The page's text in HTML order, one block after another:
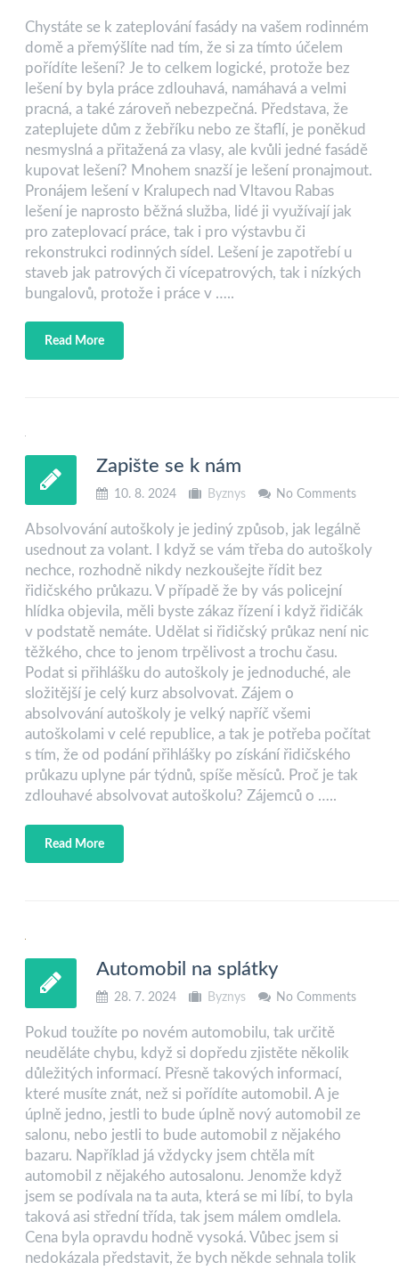
Chystáte se k zateplování fasády na vašem rodinném
domě a přemýšlíte nad tím, že si za tímto účelem
pořídíte lešení? Je to celkem logické, protože bez
lešení by byla práce zdlouhavá, namáhavá a velmi
pracná, a také zároveň nebezpečná. Představa, že
zateplujete dům z žebříku nebo ze štaflí, je poněkud
nesmyslná a přitažená za vlasy, ale kvůli jedné fasádě
kupovat lešení? Mnohem snazší je lešení pronajmout.
Pronájem lešení v Kralupech nad Vltavou Rabas
lešení je naprosto běžná služba, lidé ji využívají jak
pro zateplovací práce, tak i pro výstavbu či
rekonstrukci rodinných sídel. Lešení je zapotřebí u
staveb jak patrových či vícepatrových, tak i nízkých
bungalovů, protože i práce v …..
Read More
Zapište se k nám
10. 8. 2024 Byznys No Comments
Absolvování autoškoly je jediný způsob, jak legálně
usednout za volant. I když se vám třeba do autoškoly
nechce, rozhodně nikdy nezkoušejte řídit bez
řidičského průkazu. V případě že by vás policejní
hlídka objevila, měli byste zákaz řízení i když řidičák
v podstatě nemáte. Udělat si řidičský průkaz není nic
těžkého, chce to jenom trpělivost a trochu času.
Podat si přihlášku do autoškoly je jednoduché, ale
složitější je celý kurz absolvovat. Zájem o
absolvování autoškoly je velký napříč všemi
autoškolami v celé republice, a tak je potřeba počítat
s tím, že od podání přihlášky po získání řidičského
průkazu uplyne pár týdnů, spíše měsíců. Proč je tak
zdlouhavé absolvovat autoškolu? Zájemců o …..
Read More
Automobil na splátky
28. 7. 2024 Byznys No Comments
Pokud toužíte po novém automobilu, tak určitě
neuděláte chybu, když si dopředu zjistěte několik
důležitých informací. Přesně takových informací,
které musíte znát, než si pořídíte automobil. A je
úplně jedno, jestli to bude úplně nový automobil ze
salonu, nebo jestli to bude automobil z nějakého
bazaru. Například já vždycky jsem chtěla mít
automobil z nějakého autosalonu. Jenomže když
jsem se podívala na ta auta, která se mi líbí, to byla
taková asi střední třída, tak jsem málem omdlela.
Cena byla opravdu hodně vysoká. Vůbec jsem si
nedokázala představit, že bych někde sehnala tolik